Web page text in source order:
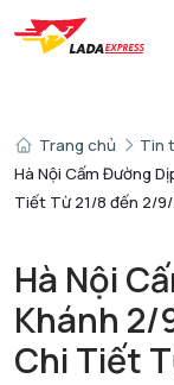
Trang chủ
Tin
Hà Nội Cấm Đường
Tiết Từ 21/8 đến 2/
Hà Nội
Khánh 2/
Chi Tiết